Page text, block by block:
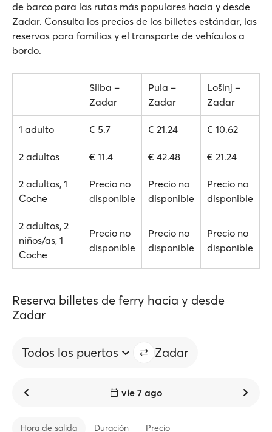
de barco para las rutas más populares hacia y desde
Zadar. Consulta los precios de los billetes estándar, las
reservas para familias y el transporte de vehículos a
bordo.
Silba –
Zadar
Pula –
Zadar
Lošinj –
Zadar
1 adulto € 5.7 € 21.24 € 10.62
2 adultos € 11.4 € 42.48 € 21.24
2 adultos, 1
Coche
Precio no
disponible
Precio no
disponible
Precio no
disponible
2 adultos, 2
niños/as, 1
Coche
Precio no
disponible
Precio no
disponible
Precio no
disponible
Reserva billetes de ferry hacia y desde
Zadar
Todos los puertos Zadar
vie 7 ago
Hora de salida Duración Precio